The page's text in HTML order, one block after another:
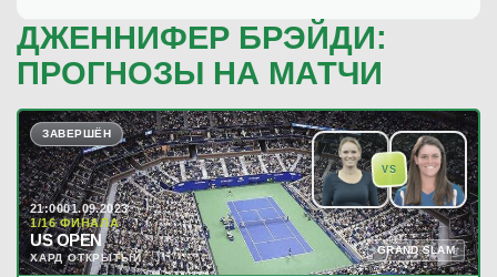
ДЖЕННИФЕР БРЭЙДИ:
ПРОГНОЗЫ НА МАТЧИ
VS
ЗАВЕРШЁН
21:0001.09.2023
1/16 ФИНАЛА
US OPEN
ХАРД ОТКРЫТЫЙ
GRAND SLAM